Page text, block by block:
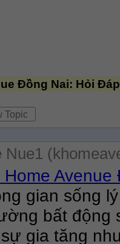
Đồng Nai: Hỏi
Topic
Nue1
Home
gian sống
bất động
gia tăng